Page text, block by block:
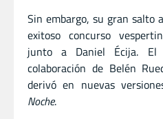
Sin embargo, su gran salto
exitoso concurso
junto a Daniel Écija.
colaboración de Belén
derivó en nuevas
Noche.